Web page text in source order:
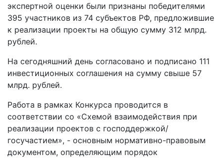
экспертной оценки были признаны победителями
395 участников из 74 субъектов РФ, предложившие
к реализации проекты на общую сумму 312 млрд.
рублей.
На сегодняшний день согласовано и подписано 111
инвестиционных соглашения на сумму свыше 57
млрд. рублей.
Работа в рамках Конкурса проводится в
соответствии со «Схемой взаимодействия при
реализации проектов с господдержкой/
госучастием», - основным нормативно-правовым
документом, определяющим порядок